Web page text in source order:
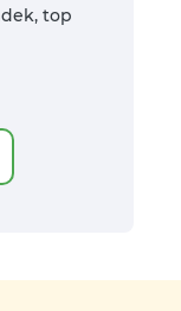
top